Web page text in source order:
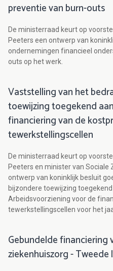
preventie van burn-outs
De ministerraad keurt op
Peeters een ontwerp van
ondernemingen financieel
outs op het werk.
Vaststelling van het
toewijzing toegekend
financiering van de
tewerkstellingscellen
De ministerraad keurt op
Peeters en minister van Sociale
ontwerp van koninklijk besluit
bijzondere toewijzing
Arbeidsvoorziening voor de
tewerkstellingscellen voor het
Gebundelde financiering
ziekenhuiszorg - Tweede